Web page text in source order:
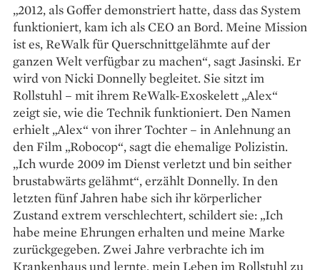
„2012, als Goffer demons­triert hatte, dass das System
funktioniert, kam ich als CEO an Bord. Meine Mission
ist es, ReWalk für Querschnittgelähmte auf der
ganzen Welt verfügbar zu machen“, sagt Jasinski. Er
wird von Nicki Donnelly begleitet. Sie sitzt im
Rollstuhl – mit ihrem ReWalk-Exo­skelett „Alex“
zeigt sie, wie die Technik funktioniert. Den Namen
erhielt „Alex“ von ihrer Tochter – in Anlehnung an
den Film „Robocop“, sagt die ehemalige Polizistin.
„Ich wurde 2009 im Dienst verletzt und bin seither
brust­abwärts gelähmt“, erzählt Donnelly. In den
letzten fünf Jahren habe sich ihr körper­licher
Zustand extrem verschlechtert, schildert sie: „Ich
habe meine Ehrungen erhalten und meine Marke
zurückgegeben. Zwei Jahre verbrachte ich im
Krankenhaus und lernte, mein Leben im Rollstuhl zu